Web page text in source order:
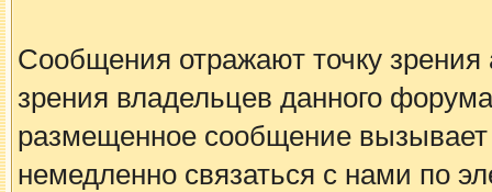
Сообщения отражают точку зрения
зрения владельцев данного
размещенное сообщение вызывает
немедленно связаться с нами по